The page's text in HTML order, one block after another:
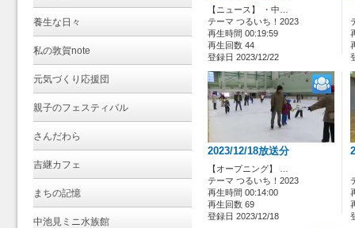
養生な日々
私の敦賀note
元気づくり応援団
親子のフェスティバル
さんだわら
吉継カフェ
まちの記憶
中池見ミニ水族館
【ニュース】 ・中…
テーマ つるいち！2023
再生時間 00:19:59
再生回数 44
登録日 2023/12/22
2023/12/18放送分
【オープニング】 …
テーマ つるいち！2023
再生時間 00:14:00
再生回数 69
登録日 2023/12/18